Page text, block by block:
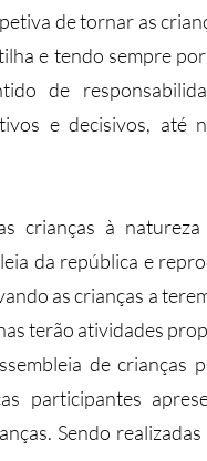
de tornar as
e tendo sempre
de
e decisivos, até
crianças à natureza
da república e
as crianças a
terão atividades
de crianças
participantes
Sendo realizadas